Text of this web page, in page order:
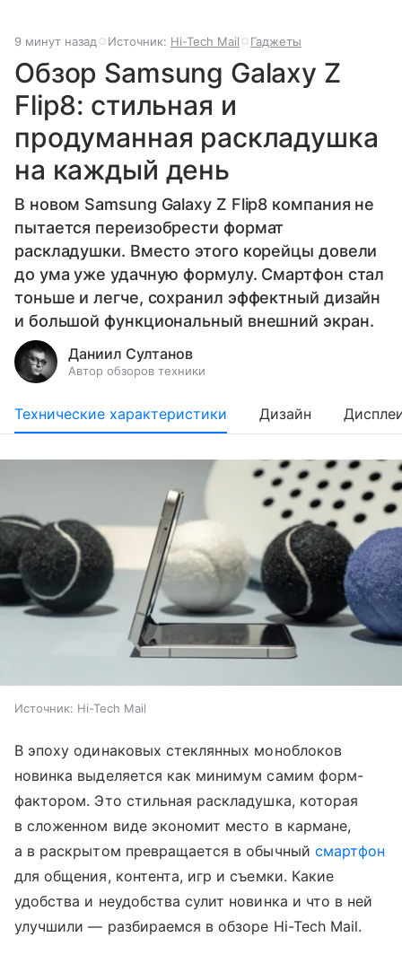
9 минут назад Источник: Hi-Tech Mail Гаджеты
Обзор Samsung Galaxy Z
Flip8: стильная и
продуманная раскладушка
на каждый день
В новом Samsung Galaxy Z Flip8 компания не
пытается переизобрести формат
раскладушки. Вместо этого корейцы довели
до ума уже удачную формулу. Смартфон стал
тоньше и легче, сохранил эффектный дизайн
и большой функциональный внешний экран.
Даниил Султанов
Автор обзоров техники
Технические характеристики Дизайн
Источник: Hi-Tech Mail
В эпоху одинаковых стеклянных моноблоков
новинка выделяется как минимум самим форм-
фактором. Это стильная раскладушка, которая
в сложенном виде экономит место в кармане,
а в раскрытом превращается в обычный смартфон
для общения, контента, игр и съемки. Какие
удобства и неудобства сулит новинка и что в ней
улучшили — разбираемся в обзоре Hi-Tech Mail.